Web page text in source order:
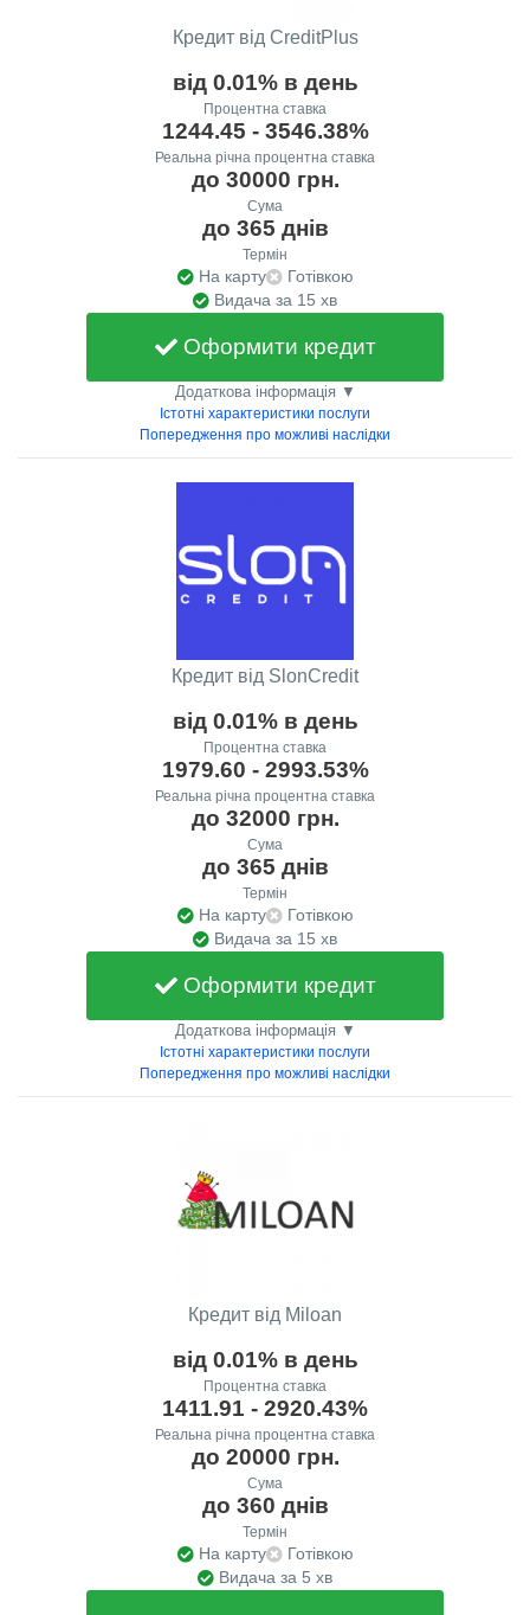
Кредит від CreditPlus
від 0.01% в день
Процентна ставка
1244.45 - 3546.38%
Реальна річна процентна ставка
до 30000 грн.
Сума
до 365 днів
Термін
На карту
Готівкою
Видача за 15 хв
Оформити кредит
Додаткова інформація ▼
Істотні характеристики послуги
Попередження про можливі наслідки
Кредит від SlonCredit
від 0.01% в день
Процентна ставка
1979.60 - 2993.53%
Реальна річна процентна ставка
до 32000 грн.
Сума
до 365 днів
Термін
На карту
Готівкою
Видача за 15 хв
Оформити кредит
Додаткова інформація ▼
Істотні характеристики послуги
Попередження про можливі наслідки
Кредит від Miloan
від 0.01% в день
Процентна ставка
1411.91 - 2920.43%
Реальна річна процентна ставка
до 20000 грн.
Сума
до 360 днів
Термін
На карту
Готівкою
Видача за 5 хв